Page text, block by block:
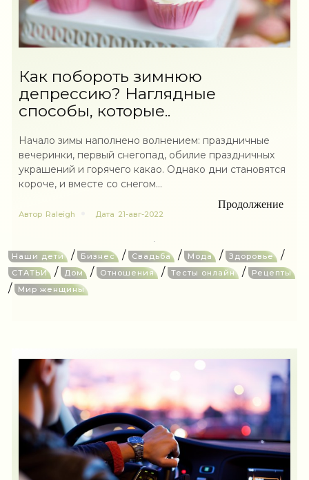
Как побороть зимнюю
депрессию? Наглядные
способы, которые..
Начало зимы наполнено волнением: праздничные
вечеринки, первый снегопад, обилие праздничных
украшений и горячего какао. Однако дни становятся
короче, и вместе со снегом...
Продолжение
Автор Raleigh Дата 21-авг-2022
Наши дети / Бизнес / Свадьба / Мода / Здоровье /
СТАТЬИ / Дом / Отношения / Тесты онлайн / Рецепты
/ Мир женщины